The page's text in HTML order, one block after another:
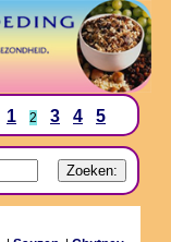
1 2 3 4 5